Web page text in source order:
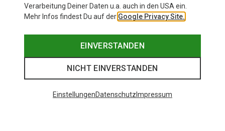
Verarbeitung Deiner Daten u.a. auch in den USA ein.
Mehr Infos findest Du auf der Google Privacy Site.
EINVERSTANDEN
NICHT EINVERSTANDEN
EinstellungenDatenschutz Impressum